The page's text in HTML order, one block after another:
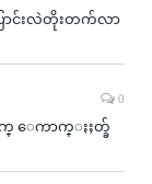
ောင်းလဲတိုးတက်လာ
0
ေကာက္ႏႈတ္ခ်